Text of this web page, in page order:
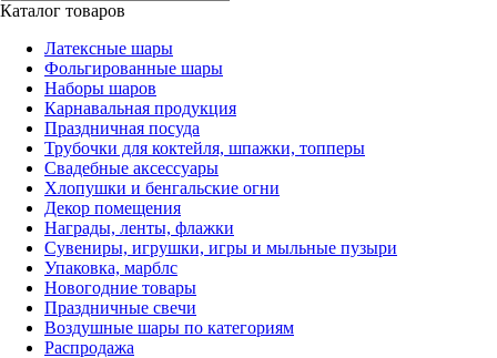
Каталог товаров
Латексные шары
Фольгированные шары
Наборы шаров
Карнавальная продукция
Праздничная посуда
Трубочки для коктейля, шпажки, топперы
Свадебные аксессуары
Хлопушки и бенгальские огни
Декор помещения
Награды, ленты, флажки
Сувениры, игрушки, игры и мыльные пузыри
Упаковка, марблс
Новогодние товары
Праздничные свечи
Воздушные шары по категориям
Распродажа